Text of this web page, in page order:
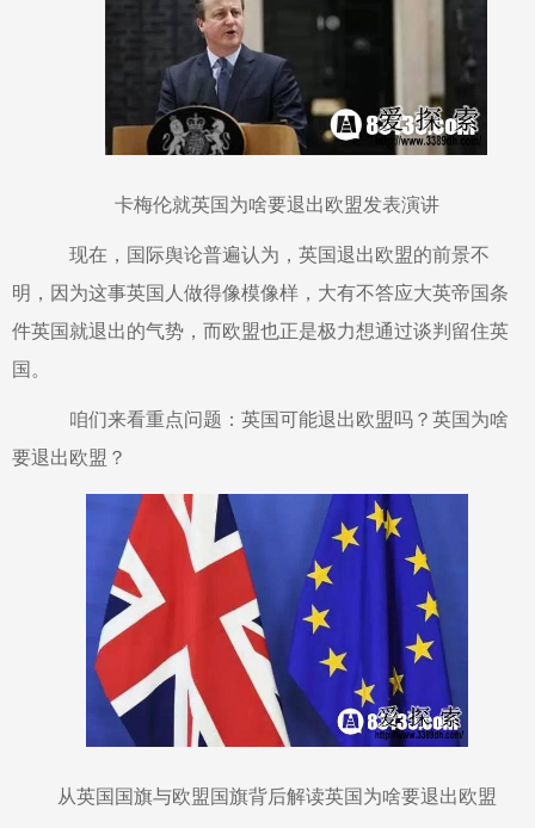
卡梅伦就英国为啥要退出欧盟发表演讲
现在，国际舆论普遍认为，英国退出欧盟的前景不
明，因为这事英国人做得像模像样，大有不答应大英帝国条
件英国就退出的气势，而欧盟也正是极力想通过谈判留住英
国。
咱们来看重点问题：英国可能退出欧盟吗？英国为啥
要退出欧盟？
从英国国旗与欧盟国旗背后解读英国为啥要退出欧盟